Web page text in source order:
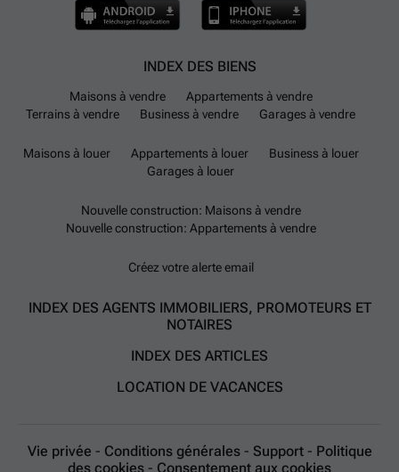
INDEX DES BIENS
Maisons à vendre
Appartements à vendre
Terrains à vendre
Business à vendre Garages à vendre
Maisons à louer Appartements à louer
Business à louer
Garages à louer
Nouvelle construction: Maisons à vendre
Nouvelle construction: Appartements à vendre
Créez votre alerte email
INDEX DES AGENTS IMMOBILIERS, PROMOTEURS ET
NOTAIRES
INDEX DES ARTICLES
LOCATION DE VACANCES
Vie privée - Conditions générales - Support - Politique
des cookies - Consentement aux cookies